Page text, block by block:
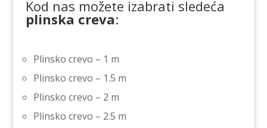
Kod nas možete izabrati sledeća
plinska creva:
Plinsko crevo – 1 m
Plinsko crevo – 1.5 m
Plinsko crevo – 2 m
Plinsko crevo – 2.5 m